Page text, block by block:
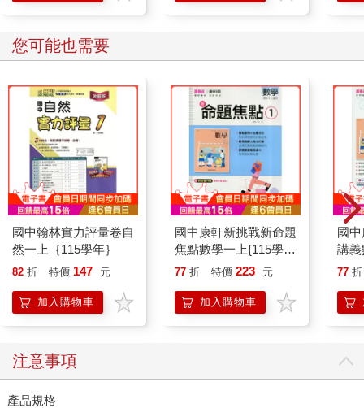
您可能也需要
國中翰林實力評量卷自
然一上｛115學年｝
82 折 特價 147 元
加入購物車
國中康軒新挑戰新命題
焦點數學一上{115學
年}
77 折 特價 223 元
加入購物車
國
講義
年}
77 折
注意事項
產品規格